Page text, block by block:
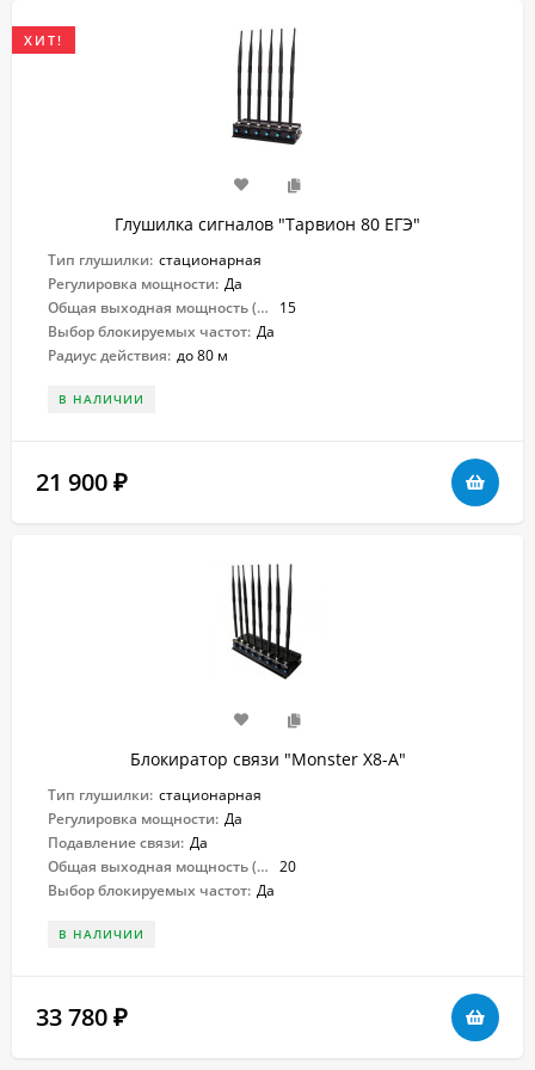
ХИТ!
Глушилка сигналов "Тарвион ​80 ЕГЭ"
Тип глушилки: стационарная
Регулировка мощности: Да
Общая выходная мощность (Вт):
15
Выбор блокируемых частот: Да
Радиус действия: до 80 м
В НАЛИЧИИ
21 900 ₽
Блокиратор связи "Monster X8-A"
Тип глушилки: стационарная
Регулировка мощности: Да
Подавление связи: Да
Общая выходная мощность (Вт): 20
Выбор блокируемых частот: Да
В НАЛИЧИИ
33 780 ₽